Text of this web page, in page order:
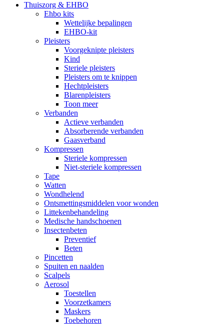
Thuiszorg & EHBO
Ehbo kits
Wettelijke bepalingen
EHBO-kit
Pleisters
Voorgeknipte pleisters
Kind
Steriele pleisters
Pleisters om te knippen
Hechtpleisters
Blarenpleisters
Toon meer
Verbanden
Actieve verbanden
Absorberende verbanden
Gaasverband
Kompressen
Steriele kompressen
Niet-steriele kompressen
Tape
Watten
Wondhelend
Ontsmettingsmiddelen voor wonden
Littekenbehandeling
Medische handschoenen
Insectenbeten
Preventief
Beten
Pincetten
Spuiten en naalden
Scalpels
Aerosol
Toestellen
Voorzetkamers
Maskers
Toebehoren